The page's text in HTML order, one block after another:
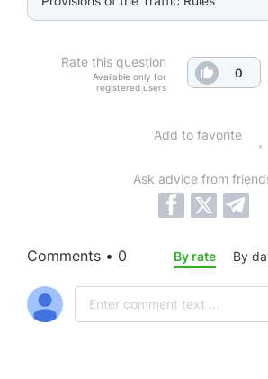
Rate this question
Available only for
registered users
0
Add to favorite
Ask advice from
Comments • 0 By rate By